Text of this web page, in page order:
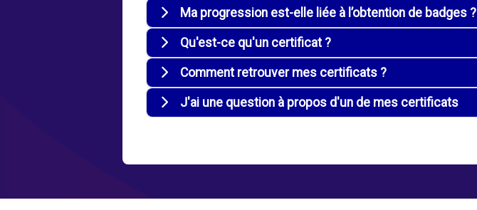
Ma progression est-elle liée à l’obtention de badges ?
Qu'est-ce qu'un certificat ?
Comment retrouver mes certificats ?
J'ai une question à propos d'un de mes certificats